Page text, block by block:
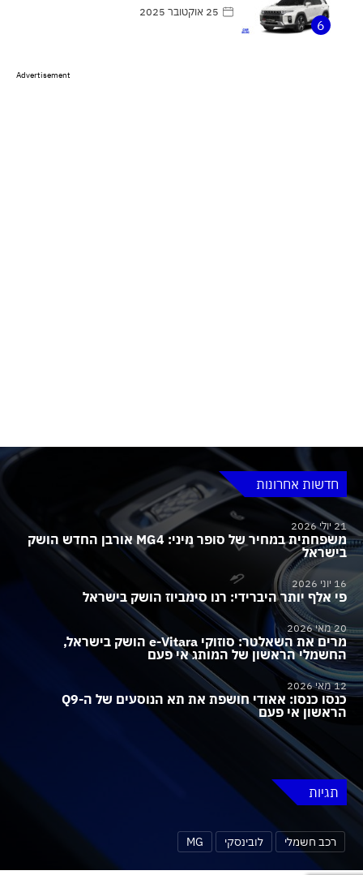
6
25 אוקטובר 2025
Advertisement
חדשות אחרונות
21 יולי 2026
משפחתית במחיר של סופר מיני: MG4 אורבן החדש הושק
בישראל
16 יוני 2026
פי אלף יותר היברידי: רנו סימביוז הושק בישראל
20 מאי 2026
מרים את השאלטר: סוזוקי e-Vitara הושק בישראל,
החשמלי הראשון של המותג אי פעם
12 מאי 2026
כנסו כנסו: אאודי חושפת את תא הנוסעים של ה-Q9
הראשון אי פעם
תגיות
רכב חשמלי לובינסקי MG